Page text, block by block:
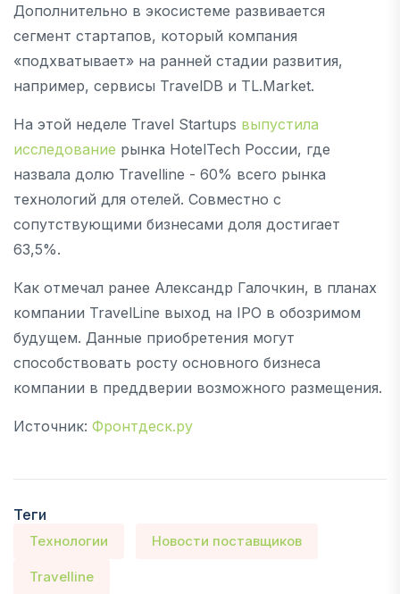
Дополнительно в экосистеме развивается
сегмент стартапов, который компания
«подхватывает» на ранней стадии развития,
например, сервисы TravelDB и TL.Market.
На этой неделе Travel Startups выпустила
исследование рынка HotelTech России, где
назвала долю Travelline - 60% всего рынка
технологий для отелей. Совместно с
сопутствующими бизнесами доля достигает
63,5%.
Как отмечал ранее Александр Галочкин, в планах
компании TravelLine выход на IPO в обозримом
будущем. Данные приобретения могут
способствовать росту основного бизнеса
компании в преддверии возможного размещения.
Источник: Фронтдеск.ру
Теги
Технологии Новости поставщиков
Travelline